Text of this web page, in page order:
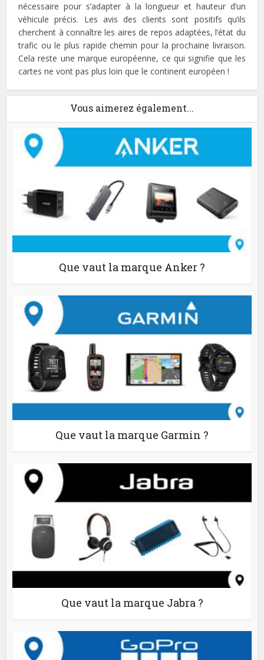
nécessaire pour s’adapter à la longueur et hauteur d’un
véhicule précis. Les avis des clients sont positifs qu’ils
cherchent à connaître les aires de repos adaptées, l’état du
trafic ou le plus rapide chemin pour la prochaine livraison.
Cela reste une marque européenne, ce qui signifie que les
cartes ne vont pas plus loin que le continent européen !
Vous aimerez également...
Que vaut la marque Anker ?
Que vaut la marque Garmin ?
Que vaut la marque Jabra ?